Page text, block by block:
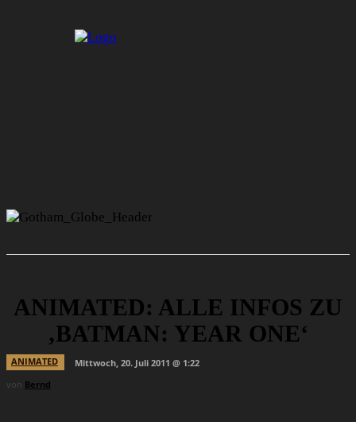
ANIMATED: ALLE INFOS ZU
‚BATMAN: YEAR ONE‘
ANIMATED
Mittwoch, 20. Juli 2011 @ 1:22
von Bernd